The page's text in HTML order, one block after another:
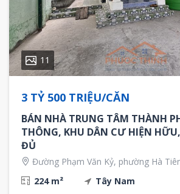
11
3 TỶ 500 TRIỆU/CĂN
BÁN NHÀ TRUNG TÂM THÀNH
THÔNG, KHU DÂN CƯ HIỆN
ĐỦ
Đường Phạm Văn Kỷ, phường Hà
224 m²
Tây Nam